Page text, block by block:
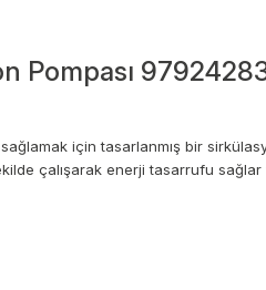
Pompası
için tasarlanmış bir
çalışarak enerji tasarrufu